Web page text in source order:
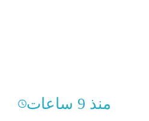
منذ 9 ساعات